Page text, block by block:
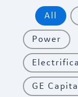
All
Power
GE Capital